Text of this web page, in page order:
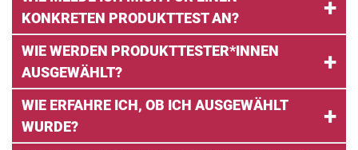
KONKRETEN PRODUKTTEST AN?
WIE WERDEN PRODUKTTESTER*INNEN
AUSGEWÄHLT?
WIE ERFAHRE ICH, OB ICH AUSGEWÄHLT
WURDE?